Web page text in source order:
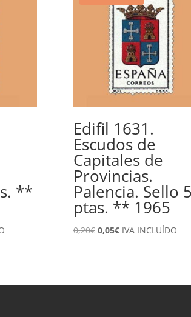
**
Edifil 1631.
Escudos de
Capitales de
Provincias.
Palencia. Sello
ptas. ** 1965
0,20€ El
0,20€.
0,05€El
0,05€.
IVA INCLUÍDO